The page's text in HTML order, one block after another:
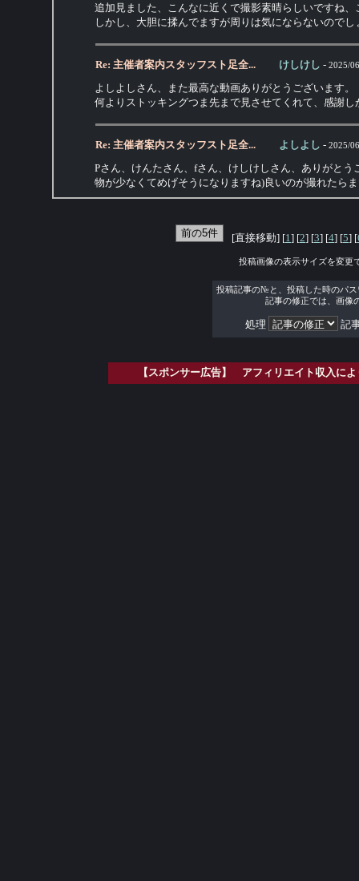
追加見ました、こんなに近くで撮影素晴らしいですね
しかし、大胆に揉んでますが周りは気にならないので
Re: 主催者案内スタッフスト足全... けしけし - 2025/
よしよしさん、また最高な動画ありがとうございます。
何よりストッキングつま先まで見させてくれて、感謝し
Re: 主催者案内スタッフスト足全... よしよし - 2025/
Pさん、けんたさん、fさん、けしけしさん、ありがと
物が少なくてめげそうになりますね)良いのが撮れたら
[直接移動] [1 ] [2] [3] [4] [5] [
投稿画像の表示サイズを変更
投稿記事の№と、投稿した時のパ
記事の修正では、画像
処理 記
【スポンサー広告】 アフィリエイト収入に